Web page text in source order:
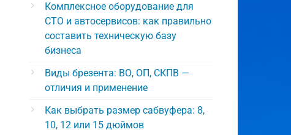
Комплексное оборудование для
СТО и автосервисов: как правильно
составить техническую базу
бизнеса
Виды брезента: ВО, ОП, СКПВ —
отличия и применение
Как выбрать размер сабвуфера: 8,
10, 12 или 15 дюймов